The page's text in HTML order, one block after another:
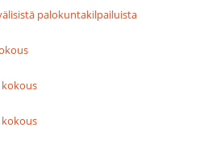
palokuntakilpailuista
kokous
kokous